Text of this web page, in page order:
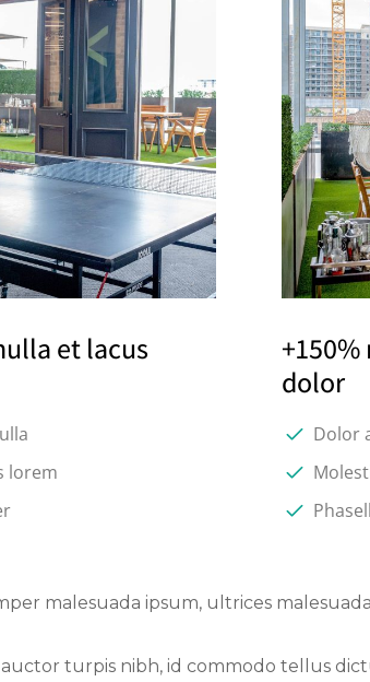
et lacus
lorem
dolor
Dolor
malesuada ipsum, ultrices
turpis nibh, id commodo tellus